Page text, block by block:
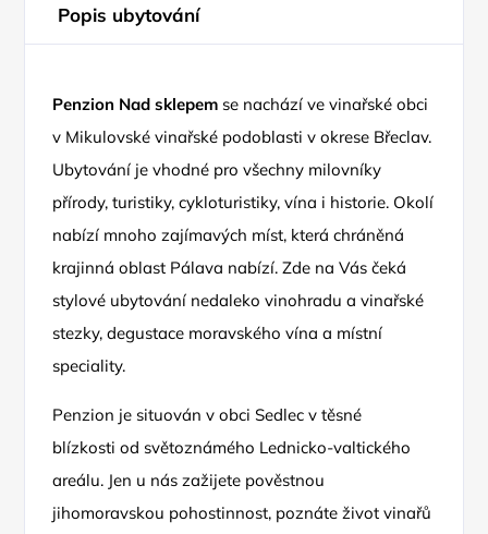
Popis ubytování
Penzion Nad sklepem se nachází ve vinařské obci
v Mikulovské vinařské podoblasti v okrese Břeclav.
Ubytování je vhodné pro všechny milovníky
přírody, turistiky, cykloturistiky, vína i historie. Okolí
nabízí mnoho zajímavých míst, která chráněná
krajinná oblast Pálava nabízí. Zde na Vás čeká
stylové ubytování nedaleko vinohradu a vinařské
stezky, degustace moravského vína a místní
speciality.
Penzion je situován v obci Sedlec v těsné
blízkosti od světoznámého Lednicko-valtického
areálu. Jen u nás zažijete pověstnou
jihomoravskou pohostinnost, poznáte život vinařů